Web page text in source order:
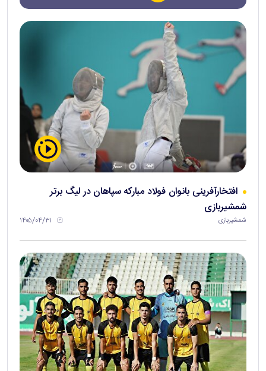
افتخارآفرینی بانوان فولاد مبارکه سپاهان در لیگ برتر
شمشیربازی
شمشیربازی ۱۴۰۵/۰۴/۳۱